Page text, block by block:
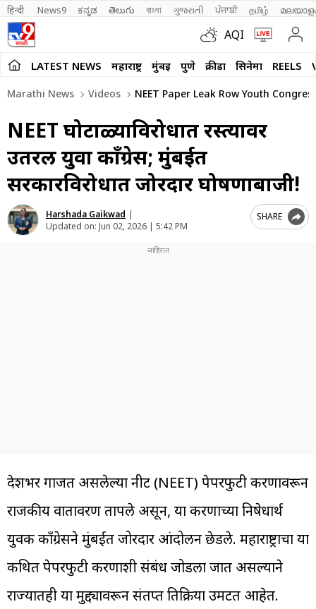
हिन्दी News9 ಕನ್ನಡ తెలుగు বাংলা ગુજરાતી ਪੰਜਾਬੀ தமிழ்
AQI
LATEST NEWS महाराष्ट्र मुंबई पुणे क्रीडा सिनेमा REELS
Marathi News Videos NEET Paper Leak Row Youth
NEET घोटाळ्याविरोधात रस्त्यावर
उतरली युवा काँग्रेस; मुंबईत
सरकारविरोधात जोरदार घोषणाबाजी!
Harshada Gaikwad |
Updated on: Jun 02, 2026 | 5:42 PM
SHARE
देशभर गाजत असलेल्या नीट (NEET) पेपरफुटी प्रकरणावरून
राजकीय वातावरण तापले असून, या प्रकरणाच्या निषेधार्थ
युवक काँग्रेसने मुंबईत जोरदार आंदोलन छेडले. महाराष्ट्राचा या
कथित पेपरफुटी प्रकरणाशी संबंध जोडला जात असल्याने
राज्यातही या मुद्द्यावरून संतप्त प्रतिक्रिया उमटत आहेत.